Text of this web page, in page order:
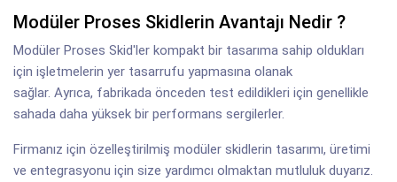
Modüler Proses Skidlerin Avantajı Nedir ?
Modüler Proses Skid'ler kompakt bir tasarıma sahip oldukları
için işletmelerin yer tasarrufu yapmasına olanak
sağlar. Ayrıca, fabrikada önceden test edildikleri için genellikle
sahada daha yüksek bir performans sergilerler.
Firmanız için özelleştirilmiş modüler skidlerin tasarımı, üretimi
ve entegrasyonu için size yardımcı olmaktan mutluluk duyarız.